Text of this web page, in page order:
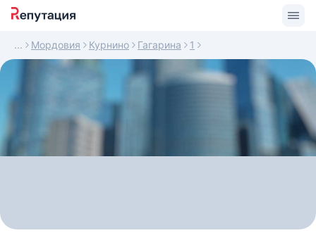
Мордовия Курнино Гагарина 1